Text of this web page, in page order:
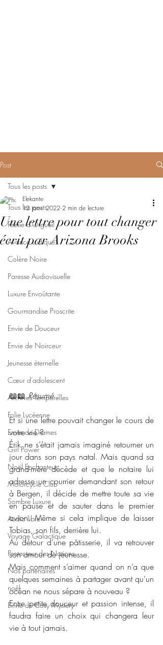
Post
Tous les posts
Féerie d'Orgueil
Avarice Ludique
Colère Noire
Paresse Audiovisuelle
Luxure Envoûtante
Gourmandise Proscrite
Envie de Douceur
Envie de Noirceur
Jeunesse éternelle
Cœur d'adolescent
Archives Temporelles
Folie Lycéenne
Envie de Drames
Girl Power
Noël Enchanteur
Motorcycle Club
Sombre Luxure
Audio libre
Voyage Galactique
Protecteur des Nations
Nos partenaires
noêl
Envie de Cosy Mystery
Tous les posts
Une lettre pour tout changer
écrit par Arizona Brooks
Elekante
12 janv. 2022 2 min de lecture
📖📖 Résumé :
Et si une lettre pouvait changer le cours de
votre vie ?
Érik ne s’était jamais imaginé retourner un
jour dans son pays natal. Mais quand sa
grand-mère décède et que le notaire lui
adresse un courrier demandant son retour
à Bergen, il décide de mettre toute sa vie
en pause et de sauter dans le premier
avion. Même si cela implique de laisser
Tobias, son fils, derrière lui.
Au détour d’une pâtisserie, il va retrouver
son amour de jeunesse.
Mais comment s’aimer quand on n’a que
quelques semaines à partager avant qu’un
océan ne nous sépare à nouveau ?
Entre petite douceur et passion intense, il
faudra faire un choix qui changera leur
vie à tout jamais.